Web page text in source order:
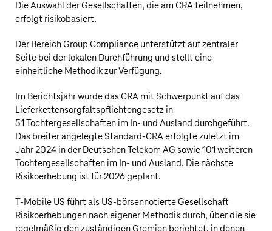
Die Auswahl der Gesellschaften, die am CRA teilnehmen,
erfolgt risikobasiert.
Der Bereich Group Compliance unterstützt auf zentraler
Seite bei der lokalen Durchführung und stellt eine
einheitliche Methodik zur Verfügung.
Im Berichtsjahr wurde das CRA mit Schwerpunkt auf das
Lieferkettensorgfaltspflichtengesetz in
51 Tochtergesellschaften im In- und Ausland durchgeführt.
Das breiter angelegte Standard-CRA erfolgte zuletzt im
Jahr 2024 in der Deutschen Telekom AG sowie 101 weiteren
Tochtergesellschaften im In- und Ausland. Die nächste
Risikoerhebung ist für 2026 geplant.
T‑Mobile US führt als US‑börsennotierteGesellschaft
Risikoerhebungen nach eigener Methodik durch, über die sie
regelmäßig den zuständigen Gremien berichtet, in denen